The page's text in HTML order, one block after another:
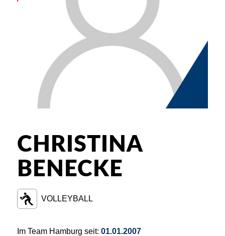
CHRISTINA
BENECKE
VOLLEYBALL
Im Team Hamburg seit: 01.01.2007